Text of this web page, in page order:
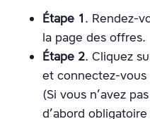
Étape 1. Rendez-
la page des offres.
Étape 2. Cliquez
et connectez-vous
(Si vous n’avez
d’abord